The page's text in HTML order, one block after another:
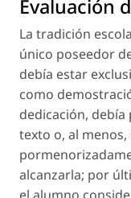
Evaluación
La tradición
único poseedor
debía estar
como
dedicación,
texto o, al
alcanzarla; por